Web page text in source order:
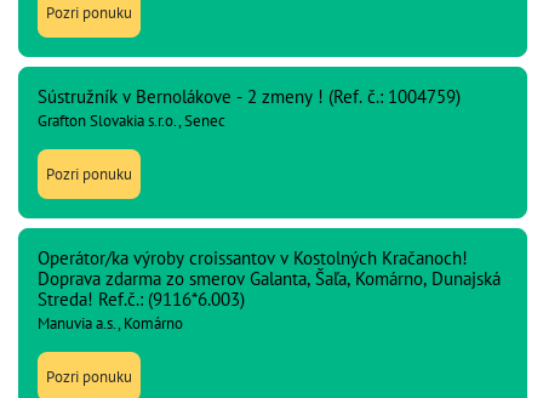
Pozri ponuku
Sústružník v Bernolákove - 2 zmeny ! (Ref. č.: 1004759)
Grafton Slovakia s.r.o., Senec
Pozri ponuku
Operátor/ka výroby croissantov v Kostolných Kračanoch!
Doprava zdarma zo smerov Galanta, Šaľa, Komárno, Dunajská
Streda! Ref.č.: (9116*6.003)
Manuvia a.s., Komárno
Pozri ponuku